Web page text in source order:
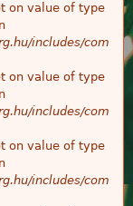
on value of type
includes/com
on value of type
includes/com
on value of type
includes/com